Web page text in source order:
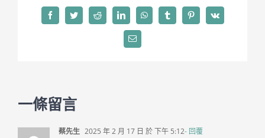
FacebookTwitterReddit LinkedInWhatsAppTumblrPinterest
Vk
Email
一條留言
蔡先生 2025 年 2 月 17 日 於 下午 5:12- 回覆